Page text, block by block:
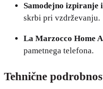
Samodejno izpiranje
skrbi pri vzdrževanju.
La Marzocco Home
pametnega telefona.
Tehnične